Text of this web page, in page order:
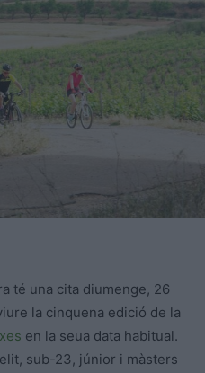
té una cita diumenge, 26
la cinquena edició de la
en la seua data habitual.
sub-23, júnior i màsters